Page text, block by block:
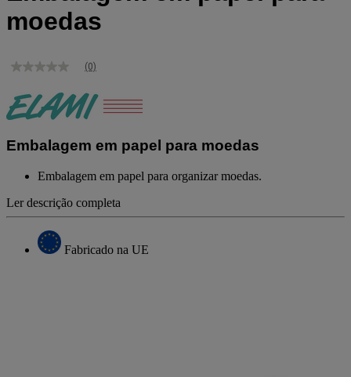
moedas
Sem
de
classificação
Link
a
página.
(0)
Embalagem em papel para moedas
Embalagem em papel para organizar moedas.
Ler descrição completa
Fabricado na UE